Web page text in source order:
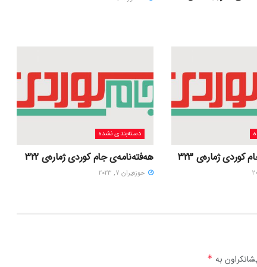
کوردی ژمارەی 323
دسته‌بندی نشده
هەفتەنامەی جام کوردی ژمارەی 322
حوزه‌یران 7, 2023
بە *